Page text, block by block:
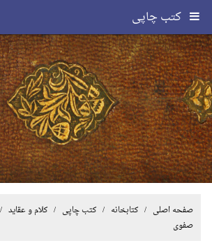
کتب چاپی
صفحه اصلی / کتابخانه /کتب چاپی /کلام و عقاید
صفوی